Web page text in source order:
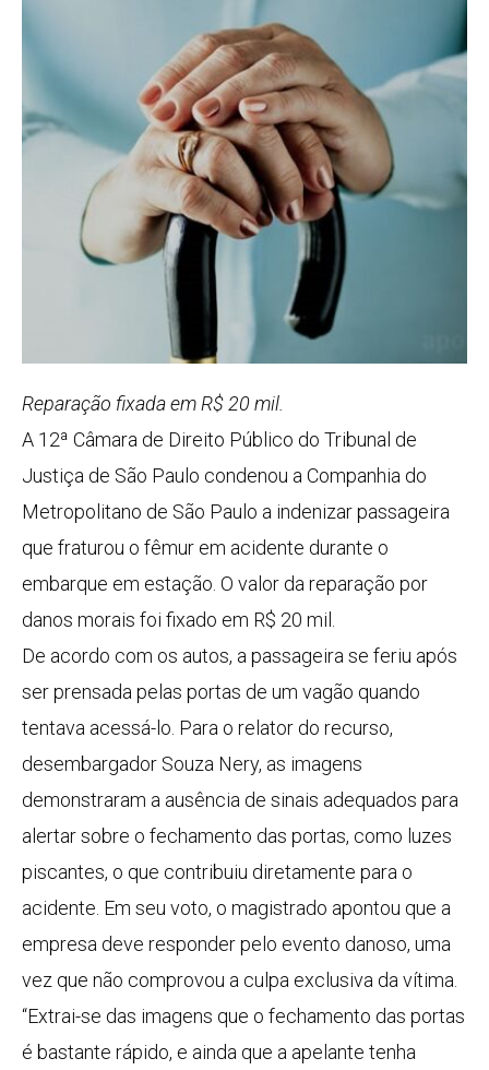
Reparação fixada em R$ 20 mil.
A 12ª Câmara de Direito Público do Tribunal de
Justiça de São Paulo condenou a Companhia do
Metropolitano de São Paulo a indenizar passageira
que fraturou o fêmur em acidente durante o
embarque em estação. O valor da reparação por
danos morais foi fixado em R$ 20 mil.
De acordo com os autos, a passageira se feriu após
ser prensada pelas portas de um vagão quando
tentava acessá-lo. Para o relator do recurso,
desembargador Souza Nery, as imagens
demonstraram a ausência de sinais adequados para
alertar sobre o fechamento das portas, como luzes
piscantes, o que contribuiu diretamente para o
acidente. Em seu voto, o magistrado apontou que a
empresa deve responder pelo evento danoso, uma
vez que não comprovou a culpa exclusiva da vítima.
“Extrai-se das imagens que o fechamento das portas
é bastante rápido, e ainda que a apelante tenha